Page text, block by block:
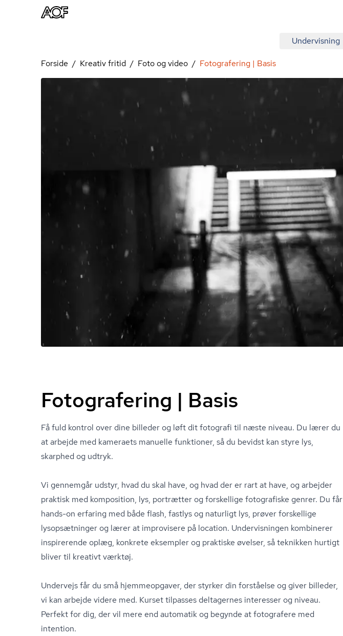
Undervisning
Forside Kreativ fritid Foto og video Fotografering | Basis
Fotografering | Basis
Få fuld kontrol over dine billeder og løft dit fotografi til næste niveau. Du lærer du
at arbejde med kameraets manuelle funktioner, så du bevidst kan styre lys,
skarphed og udtryk.
Vi gennemgår udstyr, hvad du skal have, og hvad der er rart at have, og arbejder
praktisk med komposition, lys, portrætter og forskellige fotografiske genrer. Du får
hands-on erfaring med både flash, fastlys og naturligt lys, prøver forskellige
lysopsætninger og lærer at improvisere på location. Undervisningen kombinerer
inspirerende oplæg, konkrete eksempler og praktiske øvelser, så teknikken hurtigt
bliver til kreativt værktøj.
Undervejs får du små hjemmeopgaver, der styrker din forståelse og giver billeder,
vi kan arbejde videre med. Kurset tilpasses deltagernes interesser og niveau.
Perfekt for dig, der vil mere end automatik og begynde at fotografere med
intention.